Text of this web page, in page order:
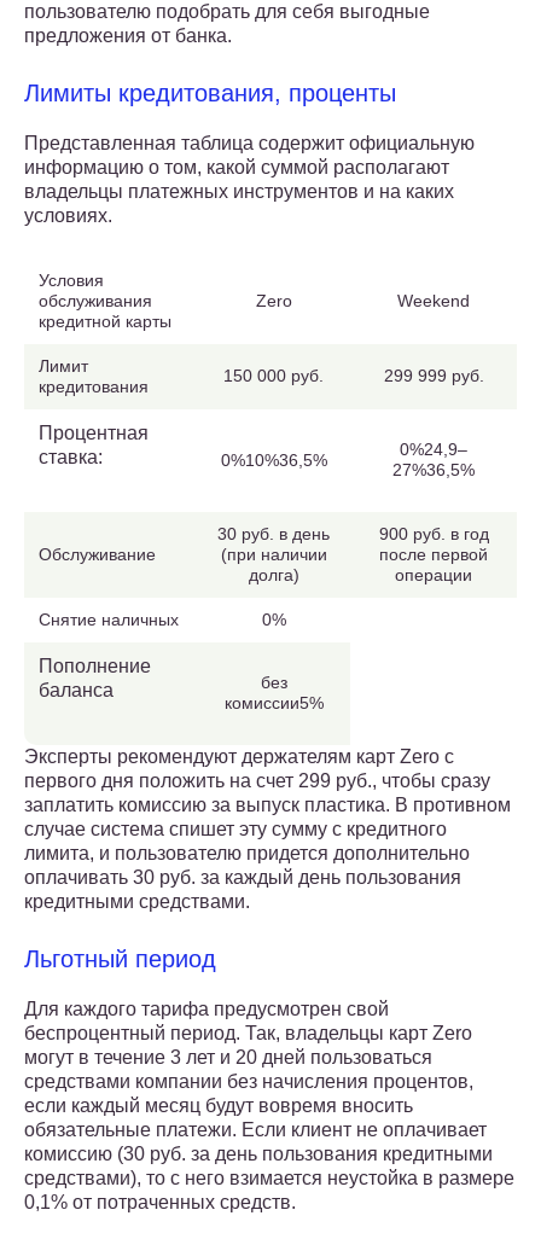
пользователю подобрать для себя выгодные
предложения от банка.
Лимиты кредитования, проценты
Представленная таблица содержит официальную
информацию о том, какой суммой располагают
владельцы платежных инструментов и на каких
условиях.
Условия
обслуживания
кредитной карты
Zero Weekend
Лимит
кредитования
150 000 руб. 299 999 руб.
Процентная
ставка:
0%10%36,5%
0%24,9–
27%36,5%
Обслуживание
30 руб. в день
(при наличии
долга)
900 руб. в год
после первой
операции
Снятие наличных 0%
Пополнение
баланса
без
комиссии5%
Эксперты рекомендуют держателям карт Zero с
первого дня положить на счет 299 руб., чтобы сразу
заплатить комиссию за выпуск пластика. В противном
случае система спишет эту сумму с кредитного
лимита, и пользователю придется дополнительно
оплачивать 30 руб. за каждый день пользования
кредитными средствами.
Льготный период
Для каждого тарифа предусмотрен свой
беспроцентный период. Так, владельцы карт Zero
могут в течение 3 лет и 20 дней пользоваться
средствами компании без начисления процентов,
если каждый месяц будут вовремя вносить
обязательные платежи. Если клиент не оплачивает
комиссию (30 руб. за день пользования кредитными
средствами), то с него взимается неустойка в размере
0,1% от потраченных средств.